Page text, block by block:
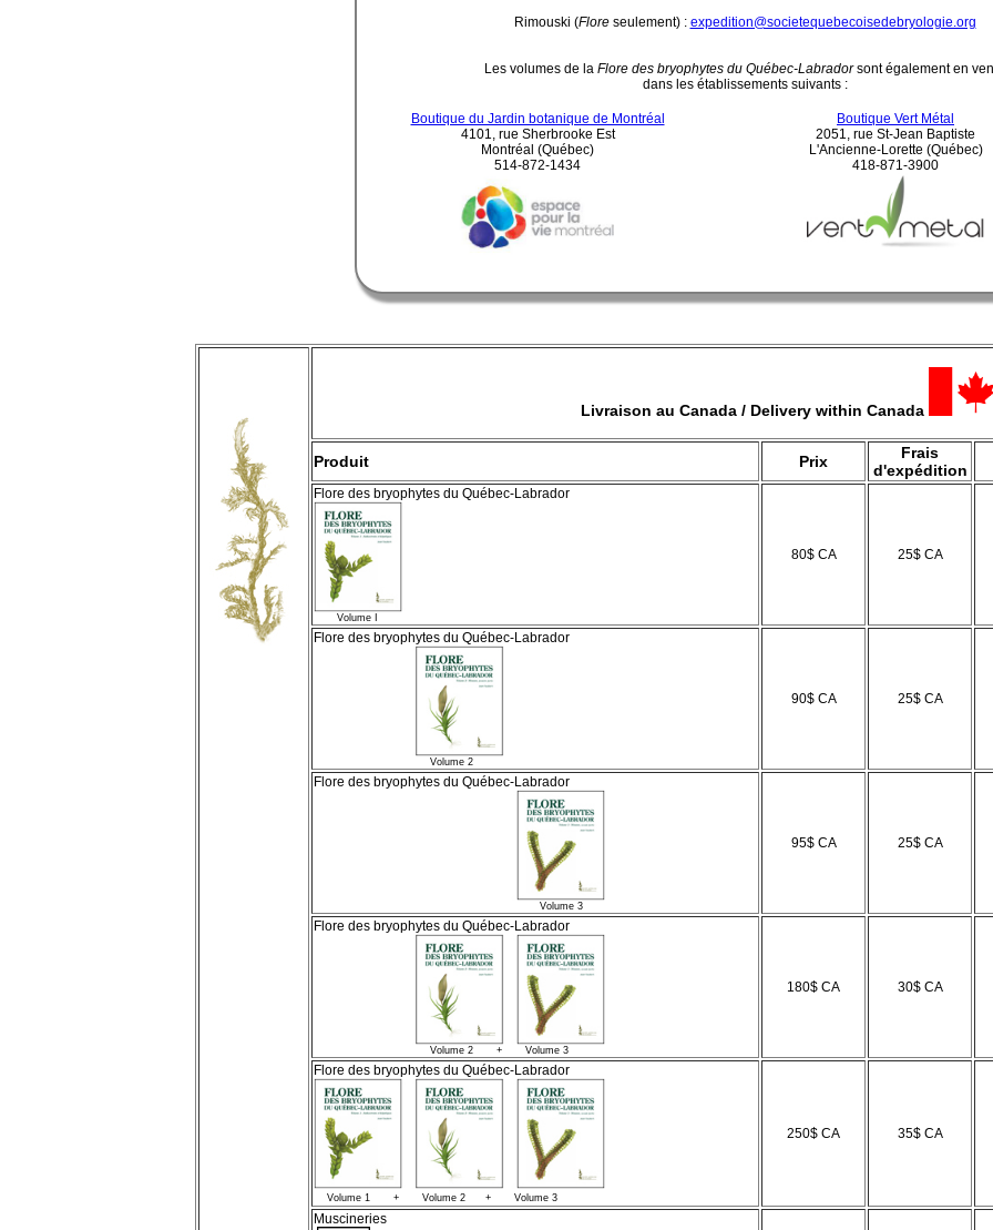
Rimouski (Floreseulement) : expedition@societequebecoisedebryologie.org
Les volumes de la Flore des bryophytes du Québec-Labradorsont également en
dans les établissements suivants :
Boutique du Jardin botanique de Montréal
4101, rue Sherbrooke Est
Montréal (Québec)
514-872-1434
Boutique Vert Métal
2051, rue St-Jean Baptiste
L'Ancienne-Lorette (Québec)
418-871-3900
Livraison au Canada / Delivery within Canada
Produit Prix
Frais
d'expédition
Flore des bryophytes du Québec-Labrador
Volume I
80$ CA 25$ CA
Flore des bryophytes du Québec-Labrador
Volume 2
90$ CA 25$ CA
Flore des bryophytes du Québec-Labrador
Volume 3
95$ CA 25$ CA
Flore des bryophytes du Québec-Labrador
Volume 2 + Volume 3
180$ CA 30$ CA
Flore des bryophytes du Québec-Labrador
Volume 1 + Volume 2 + Volume 3
250$ CA 35$ CA
Muscineries